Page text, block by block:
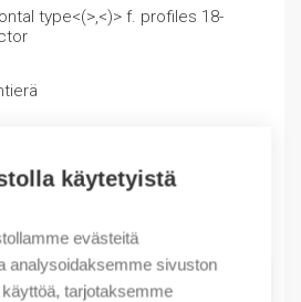
käytetyistä
evästeitä
analysoidaksemme sivuston
tarjotaksemme
type<(>,<)> f. profiles 18-
OSTOSKORIIN